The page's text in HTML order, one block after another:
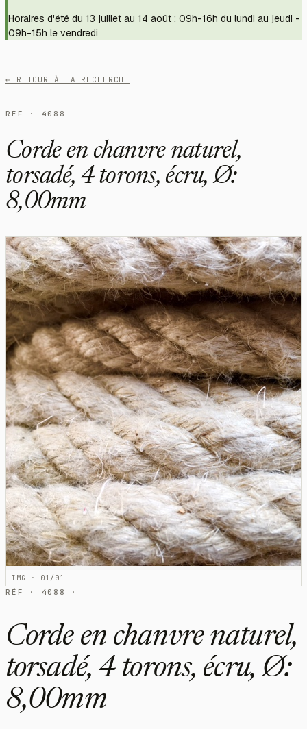
Horaires d'été du 13 juillet au 14 août : 09h-16h du lundi au jeudi -
09h-15h le vendredi
← RETOUR À LA RECHERCHE
RÉF · 4088
Corde en chanvre naturel,
torsadé, 4 torons, écru, Ø:
8,00mm
IMG · 01/01
RÉF · 4088 ·
Corde en chanvre naturel,
torsadé, 4 torons, écru, Ø:
8,00mm